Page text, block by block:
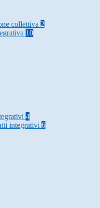
collettiva 2
10
4
integrativi 6